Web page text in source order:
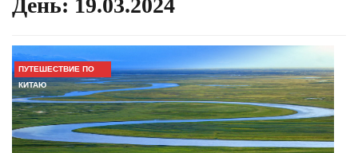
День: 19.03.2024
ПУТЕШЕСТВИЕ ПО
КИТАЮ